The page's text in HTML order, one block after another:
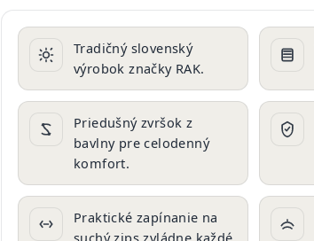
produktu
hviezdičiek.
Tradičný slovenský
výrobok značky RAK.
Priedušný zvršok z
bavlny pre celodenný
komfort.
Praktické zapínanie na
suchý zips zvládne každé